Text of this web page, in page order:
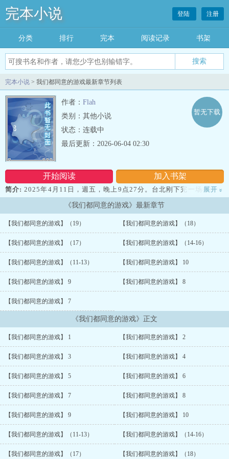
完本小说 登陆 注册
分类 排行 完本 阅读记录 书架
完本小说 > 我们都同意的游戏最新章节列表
作者： Flah
类别：其他小说
状态：连载中
开始阅读 加入书架
暂无下载
最后更新：2026-06-04 02:30
简介: 2025年4月11日，週五，晚上9点27分。台北刚下完一场春雨，
空气裡带著chao湿的桂花香。陈浩然把银色BMW滑进信义区这栋33
层高楼的B2停车格，熄火后靠在座椅上闭眼深呼吸了整整十秒。...
展开 »
《我们都同意的游戏》最新章节
【我们都同意的游戏】（19） 【我们都同意的游戏】（18）
【我们都同意的游戏】（17） 【我们都同意的游戏】（14-16）
【我们都同意的游戏】（11-13） 【我们都同意的游戏】 10
【我们都同意的游戏】 9 【我们都同意的游戏】 8
【我们都同意的游戏】 7
《我们都同意的游戏》正文
【我们都同意的游戏】 1 【我们都同意的游戏】 2
【我们都同意的游戏】 3 【我们都同意的游戏】 4
【我们都同意的游戏】 5 【我们都同意的游戏】 6
【我们都同意的游戏】 7 【我们都同意的游戏】 8
【我们都同意的游戏】 9 【我们都同意的游戏】 10
【我们都同意的游戏】（11-13） 【我们都同意的游戏】（14-16）
【我们都同意的游戏】（17） 【我们都同意的游戏】（18）